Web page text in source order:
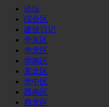
论坛
综合区
建设日记
华东区
华北区
华南区
东北区
华中区
西南区
西北区